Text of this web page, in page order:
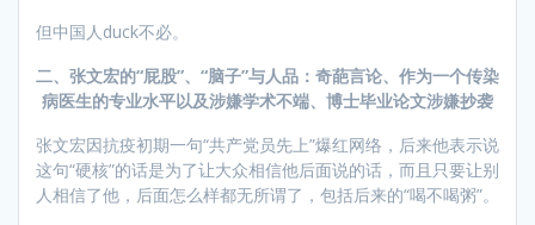
但中国人duck不必。
二、张文宏的“屁股”、“脑子”与人品：奇葩言论、作为一个传染
病医生的专业水平以及涉嫌学术不端、博士毕业论文涉嫌抄袭
张文宏因抗疫初期一句“共产党员先上”爆红网络，后来他表示说
这句“硬核”的话是为了让大众相信他后面说的话，而且只要让别
人相信了他，后面怎么样都无所谓了，包括后来的“喝不喝粥”。